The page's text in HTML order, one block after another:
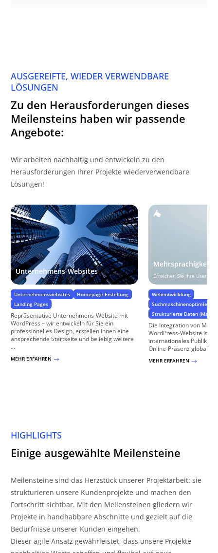
AUSGEREIFTE, WIEDER VERWENDBARE
LÖSUNGEN
Zu den Herausforderungen dieses
Meilensteins haben wir passende
Angebote:
Wir arbeiten nachhaltig und entwickeln zu den
Herausforderungen Ihrer Projekte wiederverwendbare
Lösungen!
Unternehmens-Websites
Unternehmenswebsites
Homepage-Erstellung
Landing Pages
Repräsentative Unternehmens-Website mit
WordPress – wir entwickeln für Sie ein
professionelles Design, erstellen Ihnen eine
ansprechende Startseite und beliebig weitere
...
MEHR ERFAHREN $
Mehrsprachigkeit
Erreichen Sie Ihre User
Webentwicklung
Suchmaschinenoptimierung
Strukturierte Daten
Die Integration von
WordPress-Website ist
internationales
Online-Präsenz global
MEHR ERFAHREN $
HIGHLIGHTS
Einige ausgewählte Meilensteine
Meilensteine sind das Herzstück unserer Projektarbeit: sie
strukturieren unsere Kundenprojekte und machen den
Fortschritt sichtbar. Mit den Meilensteinen gliedern wir
Projekte in handhabbare Abschnitte und gezielt auf die
Bedürfnisse unserer Kunden eingehen.
Dieser agile Ansatz gewährleistet, dass unsere Projekte